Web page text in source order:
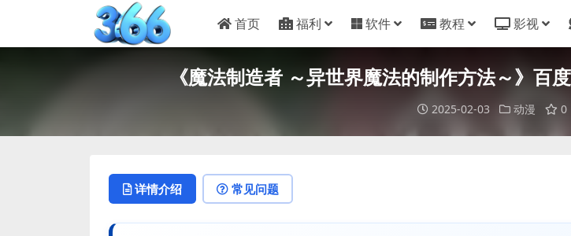
首页 福利 软件 教程 影视
《魔法制造者 ～异世界魔法的制作方法～》
2025-02-03 动漫 0
详情介绍 常见问题